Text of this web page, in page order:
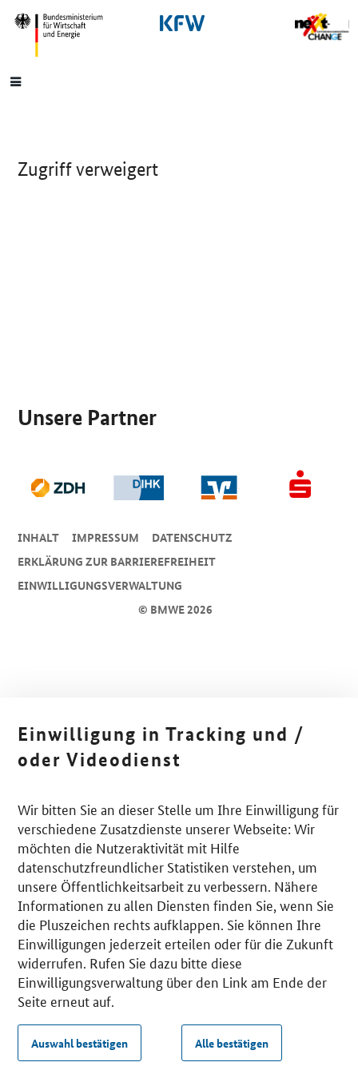
SrOnlyNavigation
Hauptmenü
Zugriff verweigert
Unsere Partner
© BMWE 2026
INHALT IMPRESSUM
DA­TEN­SCHUTZ
ERKLÄRUNG ZUR BARRIEREFREIHEIT
EINWILLIGUNGSVERWALTUNG
Einwilligung in Tracking und /
oder Videodienst
Wir bitten Sie an dieser Stelle um Ihre Einwilligung für
verschiedene Zusatzdienste unserer Webseite: Wir
möchten die Nutzeraktivität mit Hilfe
datenschutzfreundlicher Statistiken verstehen, um
unsere Öffentlichkeitsarbeit zu verbessern. Nähere
Informationen zu allen Diensten finden Sie, wenn Sie
die Pluszeichen rechts aufklappen. Sie können Ihre
Einwilligungen jederzeit erteilen oder für die Zukunft
widerrufen. Rufen Sie dazu bitte diese
Einwilligungsverwaltung über den Link am Ende der
Seite erneut auf.
Auswahl bestätigen Alle bestätigen